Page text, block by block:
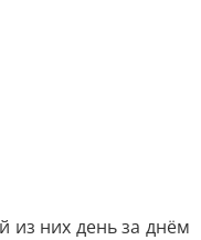
из них день за днём